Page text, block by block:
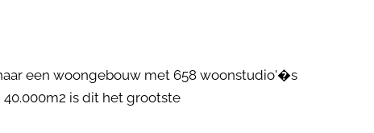
een woongebouw met 658 woonstudio'�s
is dit het grootste